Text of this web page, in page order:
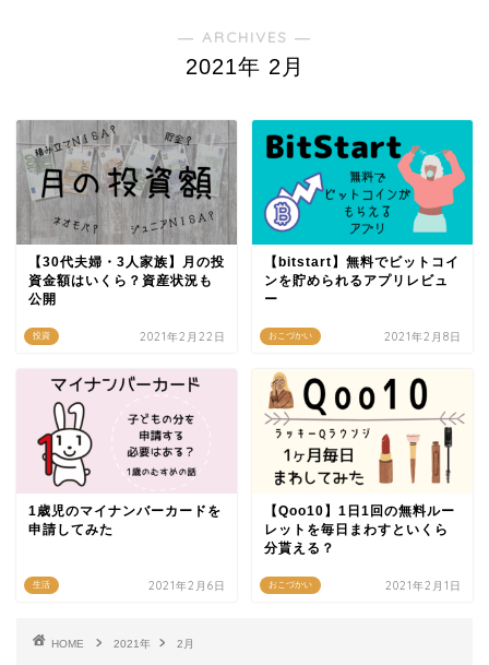
― ARCHIVES ―
2021年 2月
投資
【30代夫婦・3人家族】月の投
資金額はいくら？資産状況も
公開
2021年2月22日 おこづかい
【bitstart】無料でビットコイ
ンを貯められるアプリレビュ
ー
2021年2月8日
生活
1歳児のマイナンバーカードを
申請してみた
2021年2月6日 おこづかい
【Qoo10】1日1回の無料ルー
レットを毎日まわすといくら
分貰える？
2021年2月1日
HOME 2021年 2月